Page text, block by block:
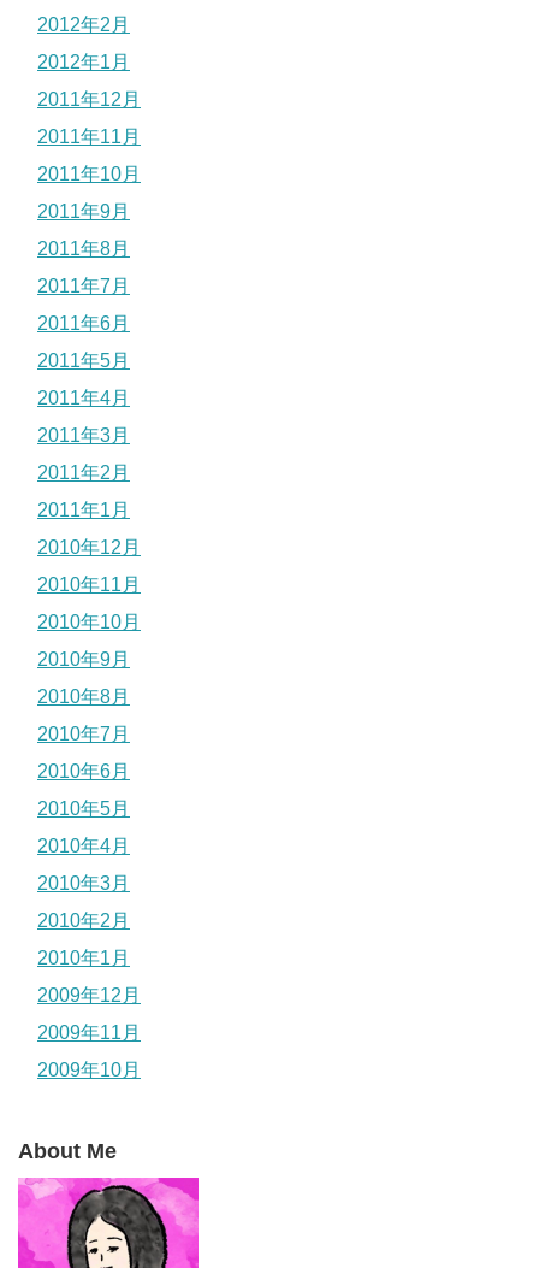
2012年2月
2012年1月
2011年12月
2011年11月
2011年10月
2011年9月
2011年8月
2011年7月
2011年6月
2011年5月
2011年4月
2011年3月
2011年2月
2011年1月
2010年12月
2010年11月
2010年10月
2010年9月
2010年8月
2010年7月
2010年6月
2010年5月
2010年4月
2010年3月
2010年2月
2010年1月
2009年12月
2009年11月
2009年10月
About Me